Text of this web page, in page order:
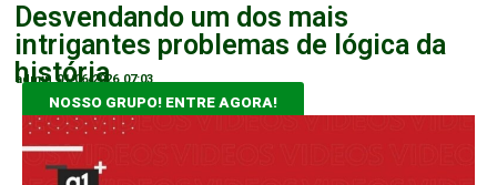
Desvendando um dos mais
intrigantes problemas de lógica da
história
admin 01/06/2026 07:03
NOSSO GRUPO! ENTRE AGORA!